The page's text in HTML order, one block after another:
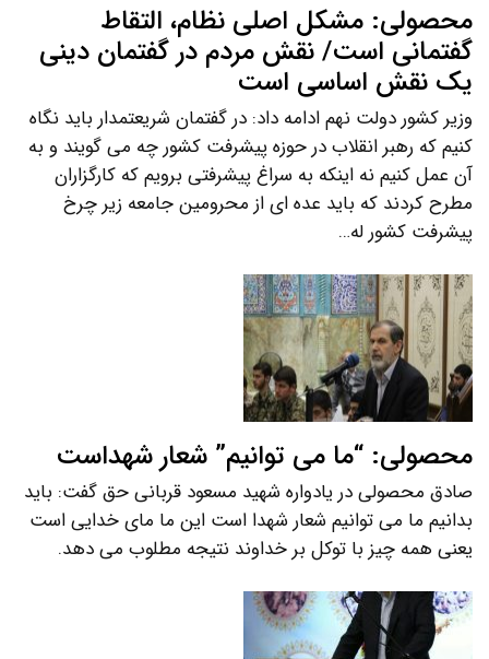
محصولی: مشکل اصلی نظام، التقاط
گفتمانی است/ نقش مردم در گفتمان دینی
یک نقش اساسی است
وزیر کشور دولت نهم ادامه داد: در گفتمان شریعتمدار باید نگاه
کنیم که رهبر انقلاب در حوزه پیشرفت کشور چه می گویند و به
آن عمل کنیم نه اینکه به سراغ پیشرفتی برویم که کارگزاران
مطرح کردند که باید عده ای از محرومین جامعه زیر چرخ
پیشرفت کشور له…
محصولی: “ما می توانیم” شعار شهداست
صادق محصولی در یادواره شهید مسعود قربانی حق گفت: باید
بدانیم ما می توانیم شعار شهدا است این ما مای خدایی است
یعنی همه چیز با توکل بر خداوند نتیجه مطلوب می دهد.